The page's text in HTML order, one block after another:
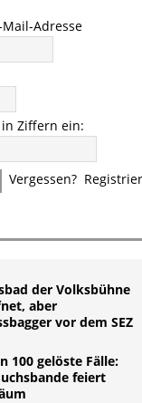
Adresse
Ziffern ein:
Vergessen?
der Volksbühne
aber
vor dem SEZ
100 gelöste Fälle:
feiert